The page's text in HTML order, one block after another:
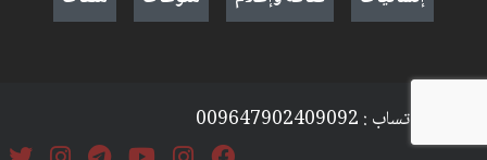
موبايل + واتساب : 009647902409092